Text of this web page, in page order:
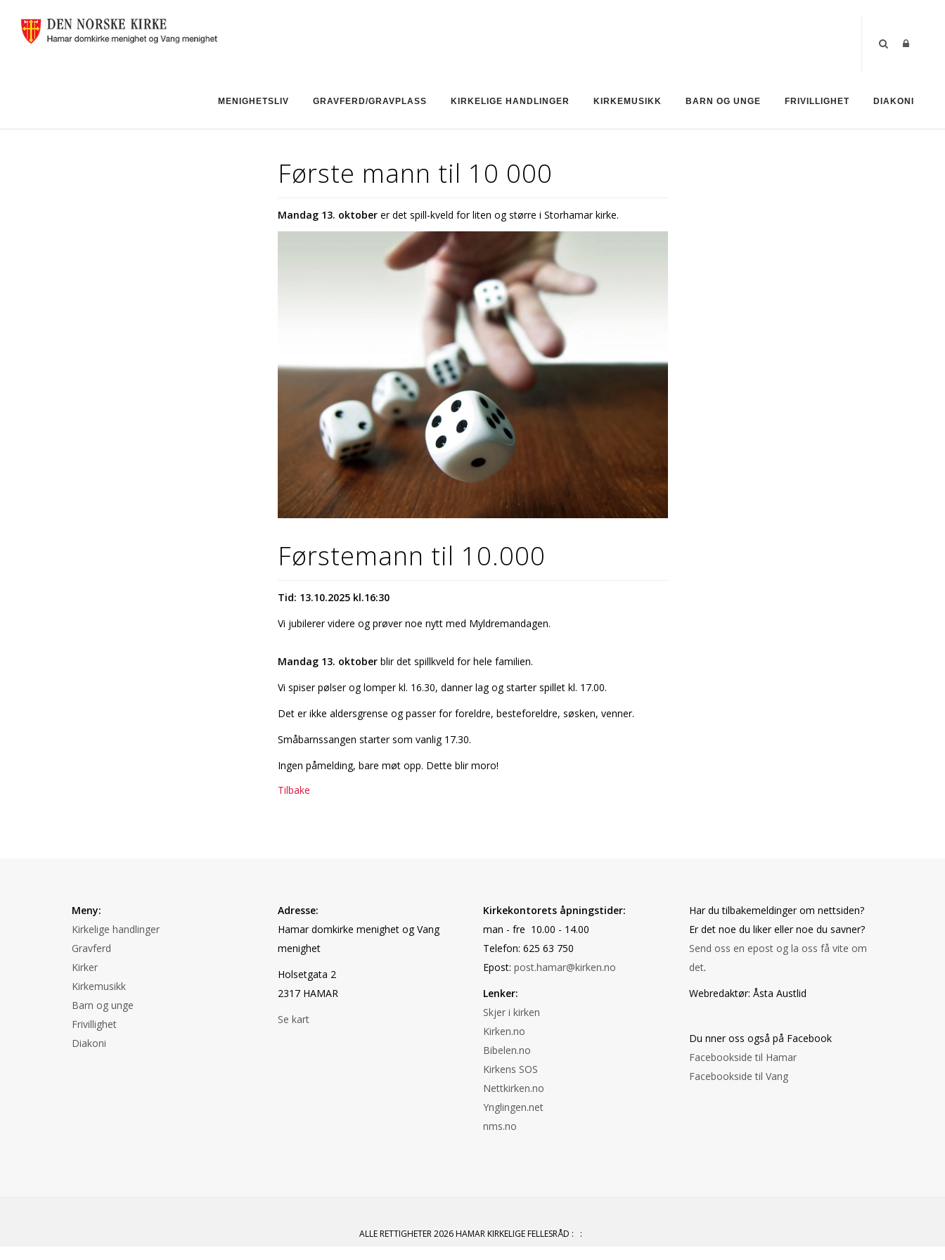
MENIGHETSLIV GRAVFERD/GRAVPLASS KIRKELIGE HANDLINGER KIRKEMUSIKK BARN OG UNGE FRIVILLIGHET DIAKONI
Første mann til 10 000
Mandag 13. oktoberer det spill-kveld for liten og større i Storhamar kirke.
Førstemann til 10.000
Tid: 13.10.2025 kl.16:30
Vi jubilerer videre og prøver noe nytt med Myldremandagen.
Mandag 13. oktoberblir det spillkveld for hele familien.
Vi spiser pølser og lomper kl. 16.30, danner lag og starter spillet kl. 17.00.
Det er ikke aldersgrense og passer for foreldre, besteforeldre, søsken, venner.
Småbarnssangen starter som vanlig 17.30.
Ingen påmelding, bare møt opp. Dette blir moro!
Tilbake
Meny:
Kirkelige handlinger
Gravferd
Kirker
Kirkemusikk
Barn og unge
Frivillighet
Diakoni
Adresse:
Hamar domkirke menighet og Vang
menighet
Holsetgata 2
2317 HAMAR
Se kart
Kirkekontorets åpningstider:
man - fre 10.00 - 14.00
Telefon: 625 63 750
Epost: post.hamar@kirken.no
Lenker:
Skjer i kirken
Kirken.no
Bibelen.no
Kirkens SOS
Nettkirken.no
Ynglingen.net
nms.no
Har du tilbakemeldinger om nettsiden?
Er det noe du liker eller noe du savner?
Send oss en epost og la oss få vite om
det.
Webredaktør: Åsta Austlid
Du finner oss også på Facebook
Facebookside til Hamar
Facebookside til Vang
ALLE RETTIGHETER 2026 HAMAR KIRKELIGE FELLESRÅD : :